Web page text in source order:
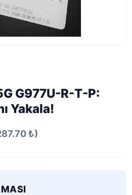
G977U-R-T-P:
Yakala!
₺)